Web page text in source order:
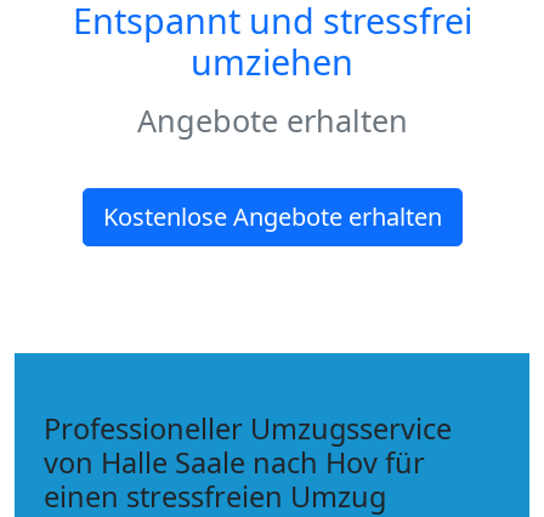
Entspannt und stressfrei
umziehen
Angebote erhalten
Kostenlose Angebote erhalten
Professioneller Umzugsservice
von Halle Saale nach Hov für
einen stressfreien Umzug